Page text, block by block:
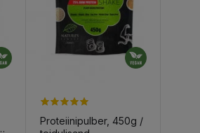
Proteiinipulber, 450g /